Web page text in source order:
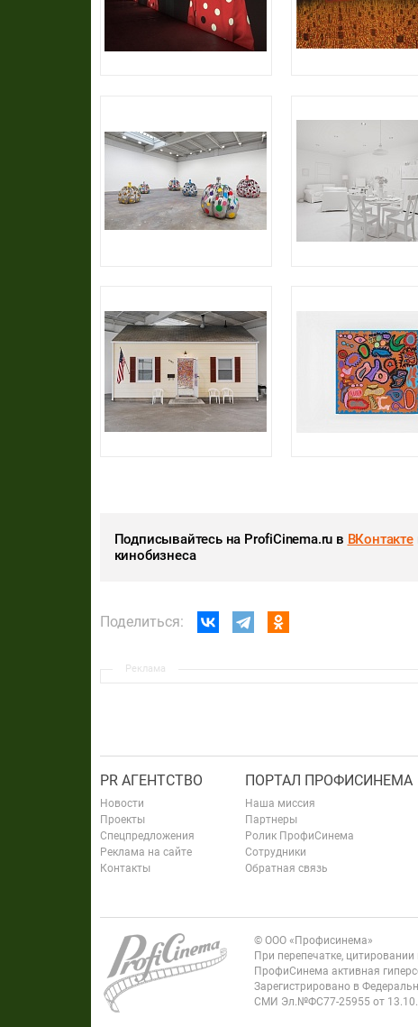
Подписывайтесь на ProfiCinema.ru в ВКонтакте
кинобизнеса
Поделиться:
Реклама
PR АГЕНТСТВО
Новости
Проекты
Спецпредложения
Реклама на сайте
Контакты
ПОРТАЛ ПРОФИСИНЕМА
Наша миссия
Партнеры
Ролик ПрофиСинема
Сотрудники
Обратная связь
© ООО «Профисинема»
При перепечатке,
ПрофиСинема активная
Зарегистрировано в
СМИ Эл.№ФС77-25955 от